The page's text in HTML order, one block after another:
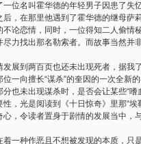
一位名叫霍华德的年轻男子因患了
后，在那里他遇到了霍华德的继母萨
论恋情，同时，一位得知二人偷情
力找出那名勒索者。而故事当然
展到两百页也还未出现死者，据
位一向擅长“谋杀”的奎因的一次全新的
分也未出现谋杀时，是否会让某些“嗜
，光是阅读到《十日惊奇》里那“埃
，令读者置身于剧情的发展当中
一种作恶且不想被发现的本质，